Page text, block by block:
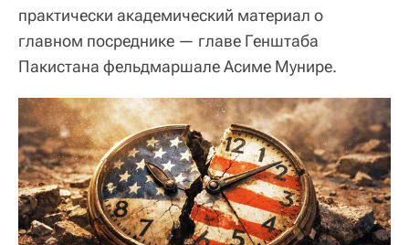
практически академический материал о
главном посреднике — главе Генштаба
Пакистана фельдмаршале Асиме Мунире.